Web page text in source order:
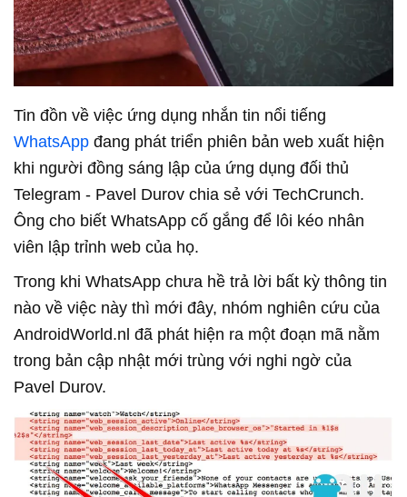
Tin đồn về việc ứng dụng nhắn tin nổi tiếng
WhatsApp đang phát triển phiên bản web xuất hiện
khi người đồng sáng lập của ứng dụng đối thủ
Telegram - Pavel Durov chia sẻ với TechCrunch.
Ông cho biết WhatsApp cố gắng để lôi kéo nhân
viên lập trỉnh web của họ.
Trong khi WhatsApp chưa hề trả lời bất kỳ thông tin
nào về việc này thì mới đây, nhóm nghiên cứu của
AndroidWorld.nl đã phát hiện ra một đoạn mã nằm
trong bản cập nhật mới trùng với nghi ngờ của
Pavel Durov.